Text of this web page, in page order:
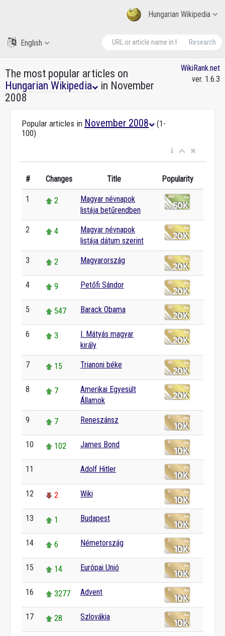
Hungarian Wikipedia
Research
English
The most popular articles on
Hungarian Wikipedia
in November
2008
WikiRank.net
ver. 1.6.3
Popular articles in November 2008
(1-
100)
# Changes Title Popularity
1 2
Magyar névnapok
listája betűrendben
2 4
Magyar névnapok
listája dátum szerint
3 2 Magyarország
4 9 Petőfi Sándor
5 547 Barack Obama
6 3
I. Mátyás magyar
király
7 15 Trianoni béke
8 7
Amerikai Egyesült
Államok
9 7 Reneszánsz
10 102 James Bond
11 Adolf Hitler
12 2 Wiki
13 1 Budapest
14 6 Németország
15 14 Európai Unió
16 3277 Advent
17 28 Szlovákia